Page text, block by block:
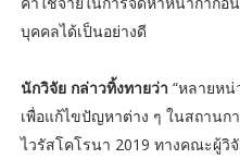
บุคคลได้เป็นอย่างดี
นักวิจัย กล่าวทิ้งทายว่า “หลายห
เพื่อแก้ไขปัญหาต่าง ๆ ในสถาน
ไวรัสโคโรนา 2019 ทางคณะผู้วิ